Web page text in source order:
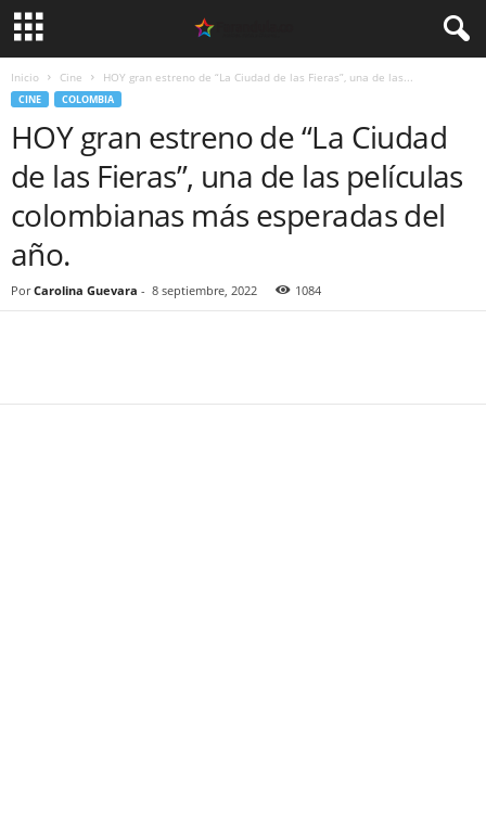
Inicio Cine HOY gran estreno de “La Ciudad de las Fieras”, una de las...
CINE COLOMBIA
HOY gran estreno de “La Ciudad
de las Fieras”, una de las películas
colombianas más esperadas del
año.
Por Carolina Guevara - 8 septiembre, 2022 1084